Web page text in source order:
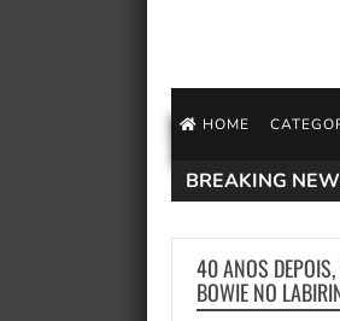
HOME
BREAKING
40 ANOS DEPOIS,
BOWIE NO